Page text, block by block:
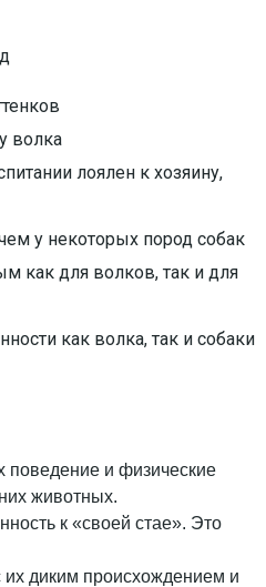
волка
лоялен к хозяину,
у некоторых пород собак
как для волков, так и для
как волка, так и собаки
поведение и физические
животных.
к «своей стае». Это
их диким происхождением и